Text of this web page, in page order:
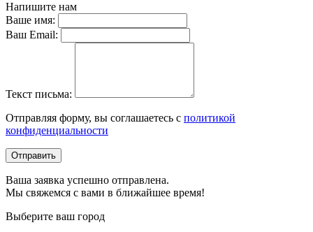
Напишите нам
Ваше имя:
Ваш Email:
Текст письма:
Отправляя форму, вы соглашаетесь с политикой
конфиденциальности
Отправить
Ваша заявка успешно отправлена.
Мы свяжемся с вами в ближайшее время!
Выберите ваш город